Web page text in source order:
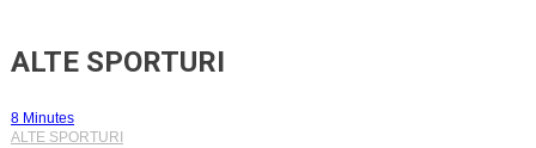
ALTE SPORTURI
8 Minutes
ALTE SPORTURI